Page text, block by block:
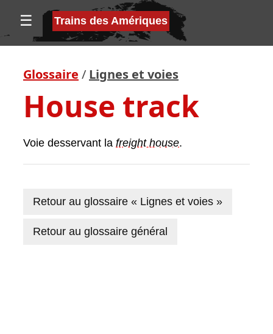
☰ Trains des Amériques
Glossaire / Lignes et voies
House track
Voie desservant la freight house.
Retour au glossaire « Lignes et voies »
Retour au glossaire général